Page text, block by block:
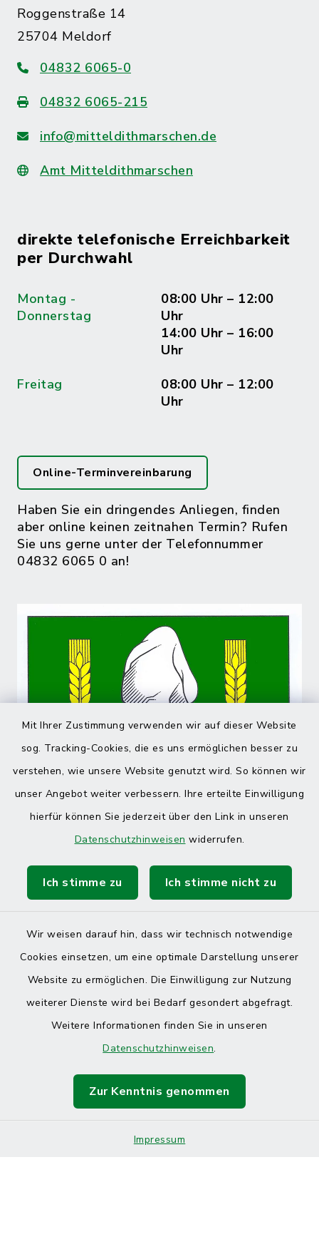
Mit Ihrer Zustimmung verwenden wir auf dieser Website
sog. Tracking-Cookies, die es uns ermöglichen besser zu
verstehen, wie unsere Website genutzt wird. So können wir
unser Angebot weiter verbessern. Ihre erteilte Einwilligung
hierfür können Sie jederzeit über den Link in unseren
Datenschutzhinweisen widerrufen.
Ich stimme zu Ich stimme nicht zu
Wir weisen darauf hin, dass wir technisch notwendige
Cookies einsetzen, um eine optimale Darstellung unserer
Website zu ermöglichen. Die Einwilligung zur Nutzung
weiterer Dienste wird bei Bedarf gesondert abgefragt.
Weitere Informationen finden Sie in unseren
Datenschutzhinweisen.
Zur Kenntnis genommen
Impressum
Roggenstraße 14
25704 Meldorf
04832 6065-0
04832 6065-215
info@mitteldithmarschen.de
Amt Mitteldithmarschen
direkte telefonische Erreichbarkeit
per Durchwahl
Montag -
Donnerstag
08:00 Uhr – 12:00
Uhr
14:00 Uhr – 16:00
Uhr
Freitag
08:00 Uhr – 12:00
Uhr
Online-Terminvereinbarung
Haben Sie ein dringendes Anliegen, finden
aber online keinen zeitnahen Termin? Rufen
Sie uns gerne unter der Telefonnummer
04832 6065 0 an!
Barrierefreiheit
Sitemap